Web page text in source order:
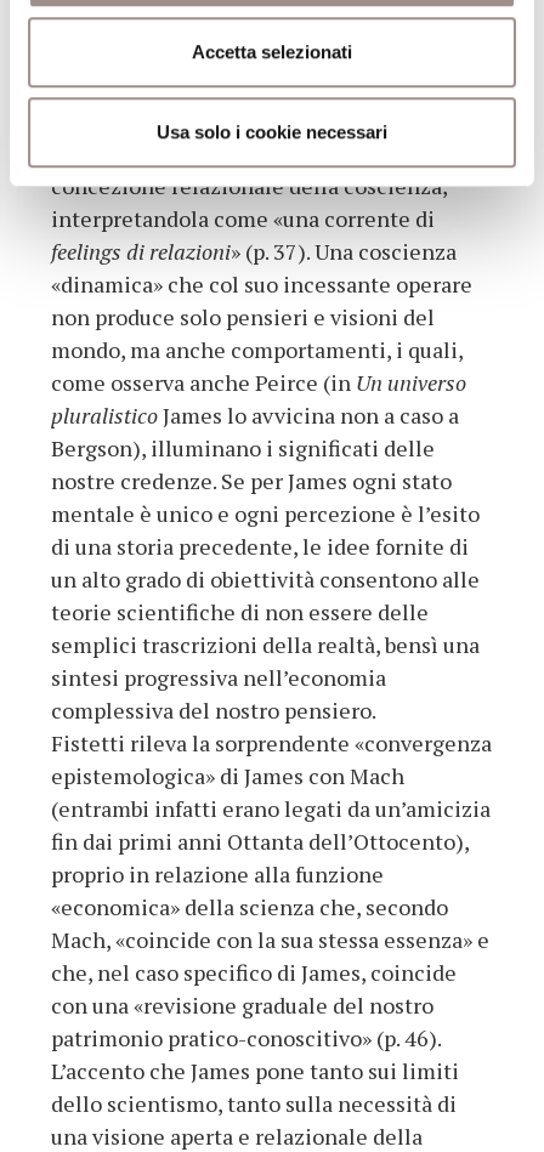
Accetta selezionati
Usa solo i cookie necessari
evidenzia come James, talvolta anche in
aperta contrapposizione ai sistemi filosofici
a lui coevi come il razionalismo, il
trascendentalismo o il positivismo, col suo
concezione relazionale della coscienza,
interpretandola come «una corrente di
feelings di relazioni» (p. 37). Una coscienza
«dinamica» che col suo incessante operare
non produce solo pensieri e visioni del
mondo, ma anche comportamenti, i quali,
come osserva anche Peirce (in Un universo
pluralisticoJames lo avvicina non a caso a
Bergson), illuminano i significati delle
nostre credenze. Se per James ogni stato
mentale è unico e ogni percezione è l’esito
di una storia precedente, le idee fornite di
un alto grado di obiettività consentono alle
teorie scientifiche di non essere delle
semplici trascrizioni della realtà, bensì una
sintesi progressiva nell’economia
complessiva del nostro pensiero.
Fistetti rileva la sorprendente «convergenza
epistemologica» di James con Mach
(entrambi infatti erano legati da un’amicizia
fin dai primi anni Ottanta dell’Ottocento),
proprio in relazione alla funzione
«economica» della scienza che, secondo
Mach, «coincide con la sua stessa essenza» e
che, nel caso specifico di James, coincide
con una «revisione graduale del nostro
patrimonio pratico-conoscitivo» (p. 46).
L’accento che James pone tanto sui limiti
dello scientismo, tanto sulla necessità di
una visione aperta e relazionale della